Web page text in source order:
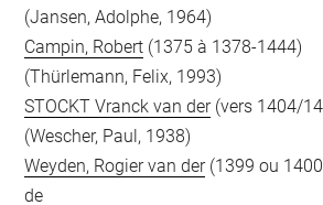
(Jansen, Adolphe, 1964)
Campin, Robert (1375 à 1378-1444)
(Thürlemann, Felix, 1993)
STOCKT Vranck van der(vers 1404/
(Wescher, Paul, 1938)
Weyden, Rogier van der(1399 ou
de